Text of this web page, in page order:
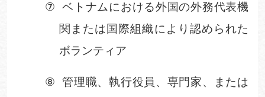
⑦
ベトナムにおける外国の外務代表機
関または国際組織により認められた
ボランティア
⑧
管理職、執行役員、専門家、または